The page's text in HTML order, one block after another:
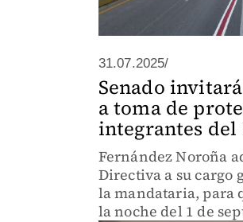
31.07.2025/
Senado
a toma de
integrantes del
Fernández Noroña
Directiva a su
la mandataria, para
la noche del 1 de